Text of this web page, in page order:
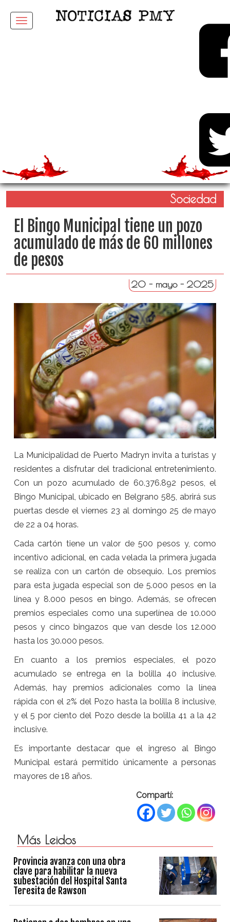
Menu
Sociedad
El Bingo Municipal tiene un pozo
acumulado de más de 60 millones
de pesos
20 - mayo - 2025
La Municipalidad de Puerto Madryn invita a turistas y
residentes a disfrutar del tradicional entretenimiento.
Con un pozo acumulado de 60.376.892 pesos, el
Bingo Municipal, ubicado en Belgrano 585, abrirá sus
puertas desde el viernes 23 al domingo 25 de mayo
de 22 a 04 horas.
Cada cartón tiene un valor de 500 pesos y, como
incentivo adicional, en cada velada la primera jugada
se realiza con un cartón de obsequio. Los premios
para esta jugada especial son de 5.000 pesos en la
línea y 8.000 pesos en bingo. Además, se ofrecen
premios especiales como una superlínea de 10.000
pesos y cinco bingazos que van desde los 12.000
hasta los 30.000 pesos.
En cuanto a los premios especiales, el pozo
acumulado se entrega en la bolilla 40 inclusive.
Además, hay premios adicionales como la línea
rápida con el 2% del Pozo hasta la bolilla 8 inclusive,
y el 5 por ciento del Pozo desde la bolilla 41 a la 42
inclusive.
Es importante destacar que el ingreso al Bingo
Municipal estará permitido únicamente a personas
mayores de 18 años.
Compartí:
Más Leidos
Provincia avanza con una obra
clave para habilitar la nueva
subestación del Hospital Santa
Teresita de Rawson